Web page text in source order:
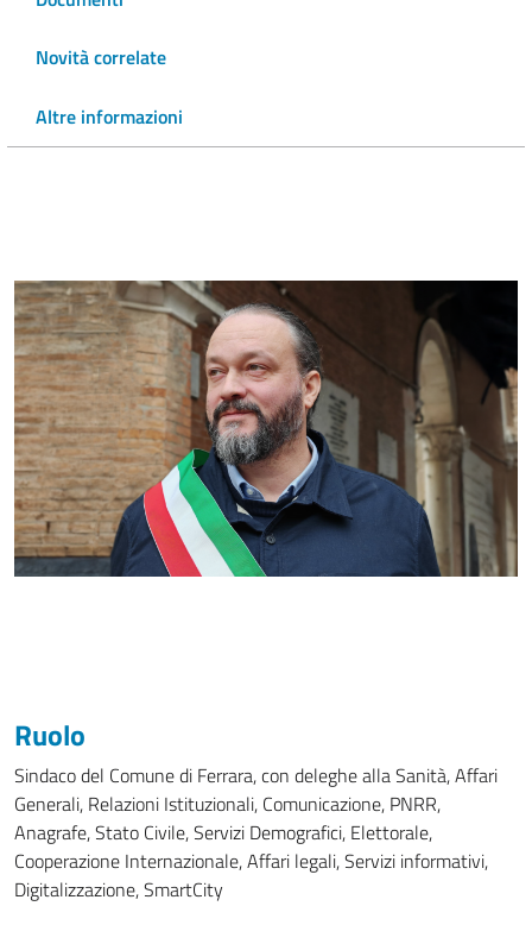
Novità correlate
Altre informazioni
Ruolo
Sindaco del Comune di Ferrara, con deleghe alla Sanità, Affari
Generali, Relazioni Istituzionali, Comunicazione, PNRR,
Anagrafe, Stato Civile, Servizi Demografici, Elettorale,
Cooperazione Internazionale, Affari legali, Servizi informativi,
Digitalizzazione, SmartCity